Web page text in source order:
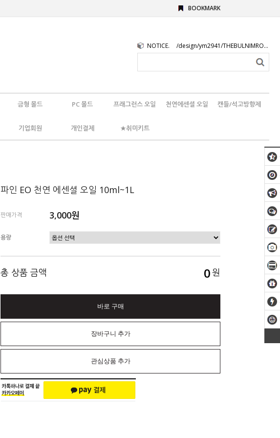
BOOKMARK
NOTICE. /design/ym2941/THEBULNIMROGO.png
금형 몰드 PC 몰드 프래그런스 오일 천연에센셜 오일 캔들/석고방향제
기업회원 개인결제 ★취미키트
파인 EO 천연 에센셜 오일 10ml~1L
판매가격 3,000원
용량
총 상품 금액 0원
바로 구매
장바구니 추가
관심상품 추가